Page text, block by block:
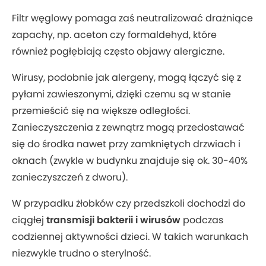
Filtr węglowy pomaga zaś neutralizować drażniące
zapachy, np. aceton czy formaldehyd, które
również pogłębiają często objawy alergiczne.
Wirusy, podobnie jak alergeny, mogą łączyć się z
pyłami zawieszonymi, dzięki czemu są w stanie
przemieścić się na większe odległości.
Zanieczyszczenia z zewnątrz mogą przedostawać
się do środka nawet przy zamkniętych drzwiach i
oknach (zwykle w budynku znajduje się ok. 30-40%
zanieczyszczeń z dworu).
W przypadku żłobków czy przedszkoli dochodzi do
ciągłej transmisji bakterii i wirusów podczas
codziennej aktywności dzieci. W takich warunkach
niezwykle trudno o sterylność.